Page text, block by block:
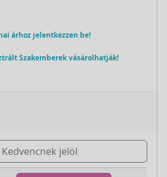
árhoz jelentkezzen be!
Szakemberek vásárolhatják!
Kedvencnek jelöl